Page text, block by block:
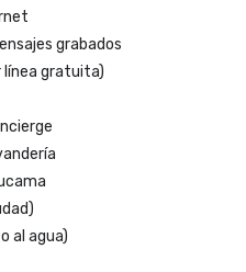
grabados
línea gratuita)
al agua)